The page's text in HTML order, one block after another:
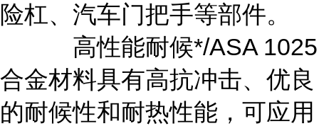
险杠、汽车门把手等部件。
高性能耐候*/ASA 1025
合金材料具有高抗冲击、优良
的耐候性和耐热性能，可应用